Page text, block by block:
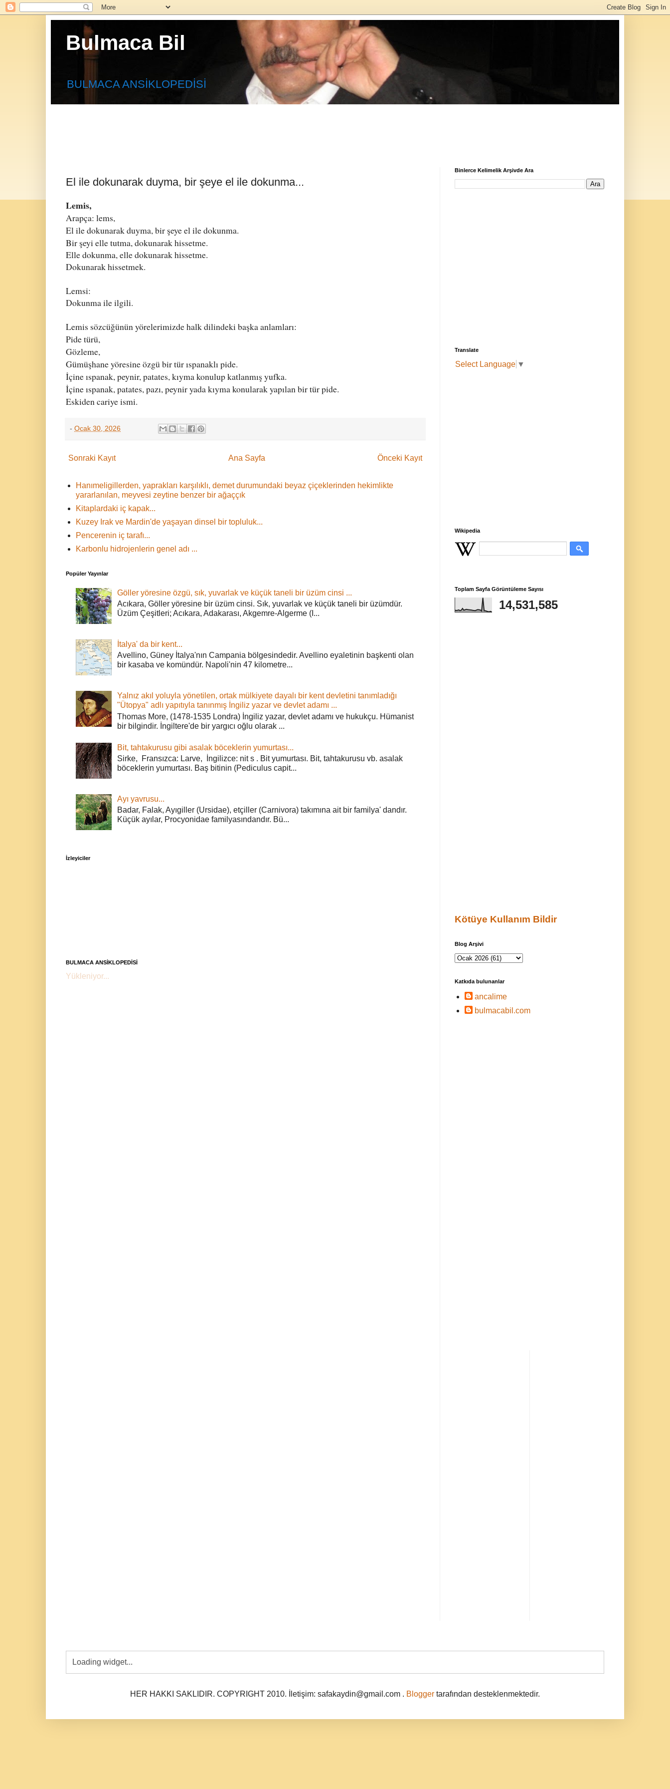
Bulmaca Bil
BULMACA ANSİKLOPEDİSİ
El ile dokunarak duyma, bir şeye el ile dokunma...
Lemis,
Arapça: lems,
El ile dokunarak duyma, bir şeye el ile dokunma.
Bir şeyi elle tutma, dokunarak hissetme.
Elle dokunma, elle dokunarak hissetme.
Dokunarak hissetmek.
Lemsi:
Dokunma ile ilgili.
Lemis sözcüğünün yörelerimizde halk dilindeki başka anlamları:
Pide türü,
Gözleme,
Gümüşhane yöresine özgü bir tür ıspanaklı pide.
İçine ıspanak, peynir, patates, kıyma konulup katlanmış yufka.
İçine ıspanak, patates, pazı, peynir yada kıyma konularak yapılan bir tür pide.
Eskiden cariye ismi.
- Ocak 30, 2026
Sonraki Kayıt Önceki Kayıt
Ana Sayfa
Hanımeligillerden, yaprakları karşılıklı, demet durumundaki beyaz çiçeklerinden hekimlikte
yararlanılan, meyvesi zeytine benzer bir ağaççık
Kitaplardaki iç kapak...
Kuzey Irak ve Mardin'de yaşayan dinsel bir topluluk...
Pencerenin iç tarafı...
Karbonlu hidrojenlerin genel adı ...
Popüler Yayınlar
Göller yöresine özgü, sık, yuvarlak ve küçük taneli bir üzüm cinsi ...
Acıkara, Göller yöresine bir üzüm cinsi. Sık, yuvarlak ve küçük taneli bir üzümdür.
Üzüm Çeşitleri; Acıkara, Adakarası, Akgemre-Algerme (I...
İtalya' da bir kent...
Avellino, Güney İtalya'nın Campania bölgesindedir. Avellino eyaletinin başkenti olan
bir kasaba ve komündür. Napoli'nin 47 kilometre...
Yalnız akıl yoluyla yönetilen, ortak mülkiyete dayalı bir kent devletini tanımladığı
"Ütopya" adlı yapıtıyla tanınmış İngiliz yazar ve devlet adamı ...
Thomas More, (1478-1535 Londra) İngiliz yazar, devlet adamı ve hukukçu. Hümanist
bir bilgindir. İngiltere'de bir yargıcı oğlu olarak ...
Bit, tahtakurusu gibi asalak böceklerin yumurtası...
Sirke, Fransızca: Larve, İngilizce: nit s . Bit yumurtası. Bit, tahtakurusu vb. asalak
böceklerin yumurtası. Baş bitinin (Pediculus capit...
Ayı yavrusu...
Badar, Falak, Ayıgiller (Ursidae), etçiller (Carnivora) takımına ait bir familya' dandır.
Küçük ayılar, Procyonidae familyasındandır. Bü...
İzleyiciler
BULMACA ANSİKLOPEDİSİ
Yükleniyor...
Binlerce Kelimelik Arşivde Ara
Translate
Select Language ▼
Wikipedia
Toplam Sayfa Görüntüleme Sayısı
14,531,585
Kötüye Kullanım Bildir
Blog Arşivi
Katkıda bulunanlar
ancalime
bulmacabil.com
HER HAKKI SAKLIDIR. COPYRIGHT 2010. İletişim: safakaydin@gmail.com . Blogger tarafından desteklenmektedir.